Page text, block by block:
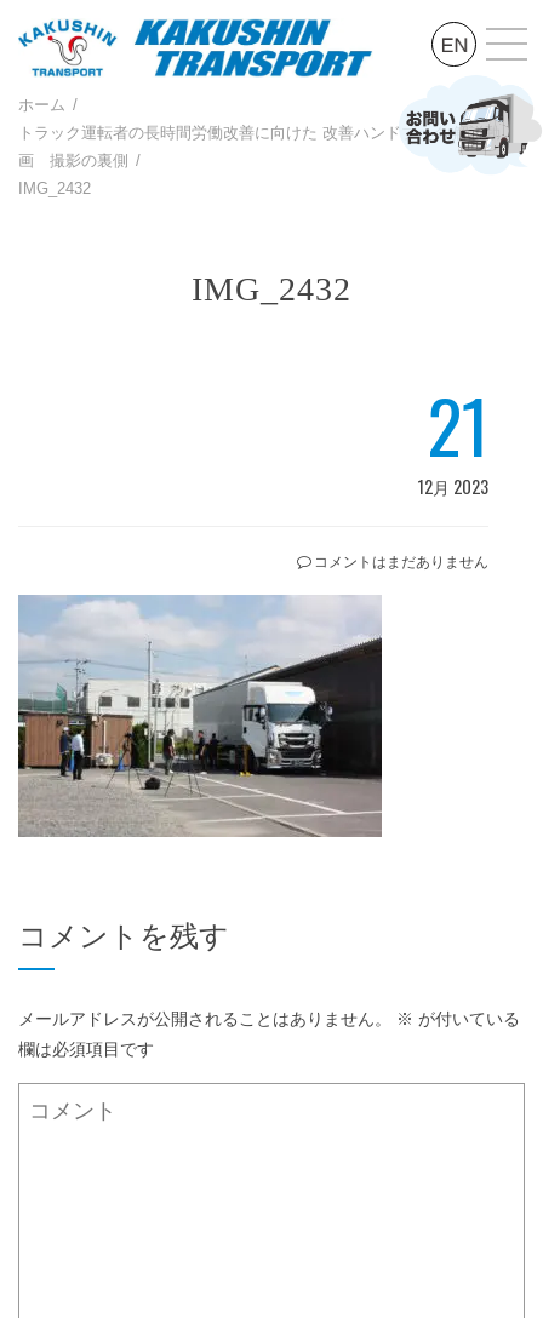
ホーム
トラック運転者の長時間労働改善に向けた 改善ハンドブック 解説動
画 撮影の裏側
IMG_2432
IMG_2432
21
12月 2023
コメントはまだありません
コメントを残す
メールアドレスが公開されることはありません。 ※ が付いている
欄は必須項目です